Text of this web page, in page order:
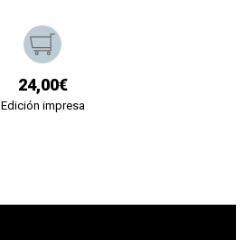
24,00€
Edición impresa